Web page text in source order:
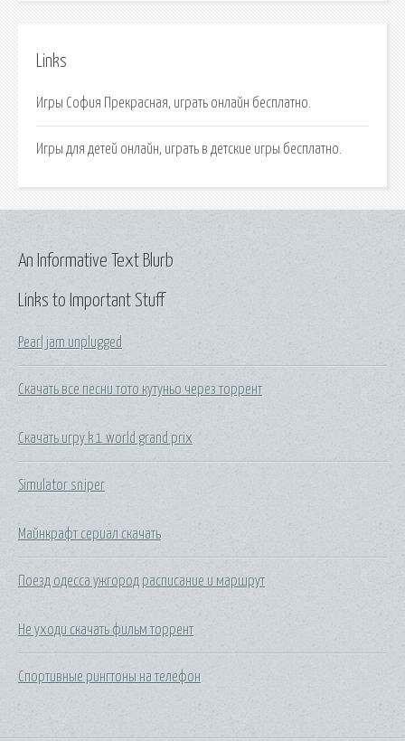
Links
Игры София Прекрасная, играть онлайн бесплатно.
Игры для детей онлайн, играть в детские игры бесплатно.
Links to Important Stuff
Pearl jam unplugged
Скачать все песни тото кутуньо через торрент
Скачать игру k 1 world grand prix
Simulator sniper
Майнкрафт сериал скачать
Поезд одесса ужгород расписание и маршрут
Не уходи скачать фильм торрент
Спортивные рингтоны на телефон
An Informative Text Blurb